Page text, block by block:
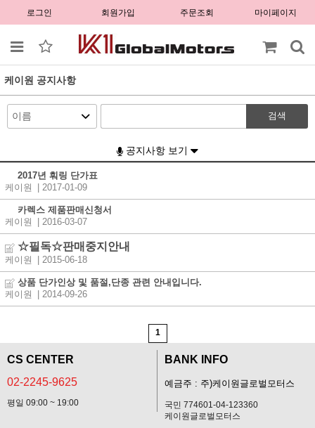
로그인 회원가입 주문조회 마이페이지
케이원 공지사항
검색
공지사항 보기
2017년 훠링 단가표
케이원
| 2017-01-09
카렉스 제품판매신청서
케이원
| 2016-03-07
☆필독☆판매중지안내
케이원 | 2015-06-18
상품 단가인상 및 품절,단종 관련 안내입니다.
케이원
| 2014-09-26
1
CS CENTER
02-2245-9625
평일 09:00 ~ 19:00
BANK INFO
예금주 : 주)케이원글로벌모터스
국민 774601-04-123360
케이원글로벌모터스